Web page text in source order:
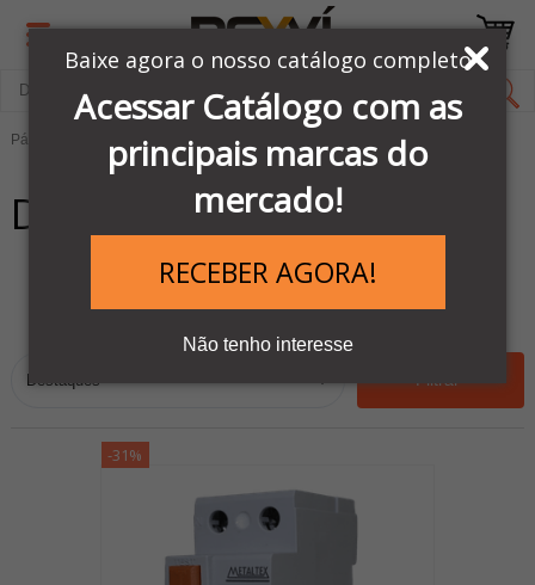
Baixe agora o nosso catálogo completo
Acessar Catálogo com as
principais marcas do
mercado!
RECEBER AGORA!
Não tenho interesse
Página Inicial COMANDOS & SINALIZAÇÕES Disjuntores
Disjuntores
Ordenar por:
Filtrar
-31%